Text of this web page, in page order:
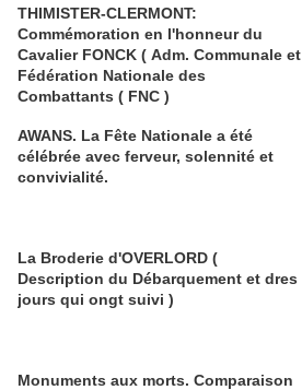
THIMISTER-CLERMONT:
Commémoration en l'honneur du
Cavalier FONCK ( Adm. Communale et
Fédération Nationale des
Combattants ( FNC )
AWANS. La Fête Nationale a été
célébrée avec ferveur, solennité et
convivialité.
La Broderie d'OVERLORD (
Description du Débarquement et dres
jours qui ongt suivi )
Monuments aux morts. Comparaison